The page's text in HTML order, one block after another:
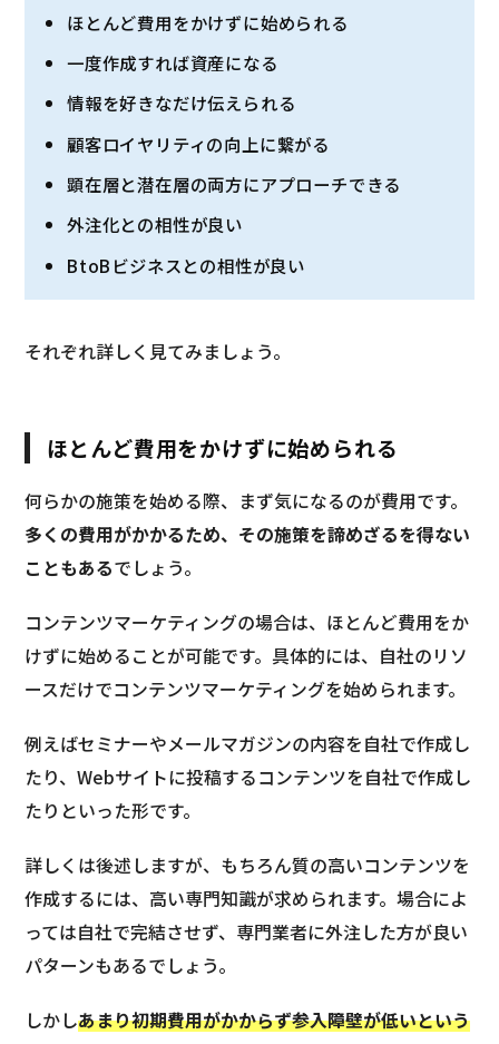
ほとんど費用をかけずに始められる
一度作成すれば資産になる
情報を好きなだけ伝えられる
顧客ロイヤリティの向上に繋がる
顕在層と潜在層の両方にアプローチできる
外注化との相性が良い
BtoBビジネスとの相性が良い
それぞれ詳しく見てみましょう。
ほとんど費用をかけずに始められる
何らかの施策を始める際、まず気になるのが費用です。
多くの費用がかかるため、その施策を諦めざるを得ない
こともあるでしょう。
コンテンツマーケティングの場合は、ほとんど費用をか
けずに始めることが可能です。具体的には、自社のリソ
ースだけでコンテンツマーケティングを始められます。
例えばセミナーやメールマガジンの内容を自社で作成し
たり、Webサイトに投稿するコンテンツを自社で作成し
たりといった形です。
詳しくは後述しますが、もちろん質の高いコンテンツを
作成するには、高い専門知識が求められます。場合によ
っては自社で完結させず、専門業者に外注した方が良い
パターンもあるでしょう。
しかしあまり初期費用がかからず参入障壁が低いという